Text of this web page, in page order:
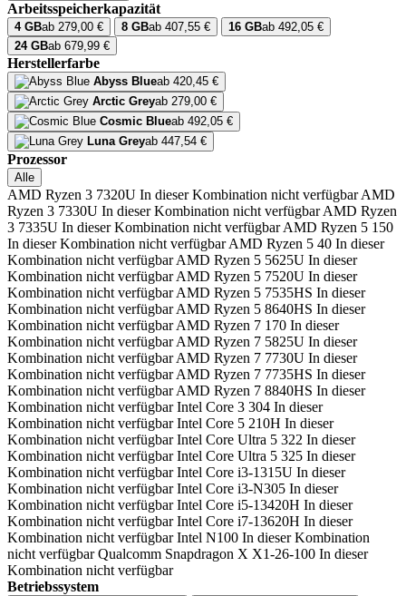
Arbeitsspeicherkapazität
4 GBab 279,00 € 8 GBab 407,55 € 16 GBab 492,05 €
24 GBab 679,99 €
Herstellerfarbe
Abyss Blueab 420,45 €
Arctic Greyab 279,00 €
Cosmic Blueab 492,05 €
Luna Greyab 447,54 €
Prozessor
Alle
AMD Ryzen 3 7320U In dieser Kombination nicht verfügbar AMD
Ryzen 3 7330U In dieser Kombination nicht verfügbar AMD Ryzen
3 7335U In dieser Kombination nicht verfügbar AMD Ryzen 5 150
In dieser Kombination nicht verfügbar AMD Ryzen 5 40 In dieser
Kombination nicht verfügbar AMD Ryzen 5 5625U In dieser
Kombination nicht verfügbar AMD Ryzen 5 7520U In dieser
Kombination nicht verfügbar AMD Ryzen 5 7535HS In dieser
Kombination nicht verfügbar AMD Ryzen 5 8640HS In dieser
Kombination nicht verfügbar AMD Ryzen 7 170 In dieser
Kombination nicht verfügbar AMD Ryzen 7 5825U In dieser
Kombination nicht verfügbar AMD Ryzen 7 7730U In dieser
Kombination nicht verfügbar AMD Ryzen 7 7735HS In dieser
Kombination nicht verfügbar AMD Ryzen 7 8840HS In dieser
Kombination nicht verfügbar Intel Core 3 304 In dieser
Kombination nicht verfügbar Intel Core 5 210H In dieser
Kombination nicht verfügbar Intel Core Ultra 5 322 In dieser
Kombination nicht verfügbar Intel Core Ultra 5 325 In dieser
Kombination nicht verfügbar Intel Core i3-1315U In dieser
Kombination nicht verfügbar Intel Core i3-N305 In dieser
Kombination nicht verfügbar Intel Core i5-13420H In dieser
Kombination nicht verfügbar Intel Core i7-13620H In dieser
Kombination nicht verfügbar Intel N100 In dieser Kombination
nicht verfügbar Qualcomm Snapdragon X X1-26-100 In dieser
Kombination nicht verfügbar
Betriebssystem